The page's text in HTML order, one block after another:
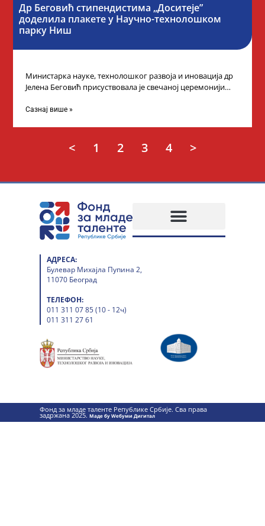
Др Беговић стипендистима „Доситеје”
доделила плакете у Научно-технолошком
парку Ниш
Министарка науке, технолошког развоја и иновација др
Јелена Беговић присуствовала је свечаној церемонији
„Доситеја” Фонда
Сазнај више »
< 1 2 3 4 >
АДРЕСА:
Булевар Михајла Пупина 2,
11070 Београд
ТЕЛЕФОН:
011 311 07 85 (10 - 12ч)
011 311 27 61
Фонд за младе таленте Републике Србије. Сва права
задржана 2025.Маде бy Wебуми Дигитал